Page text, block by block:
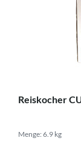
Reiskocher
Menge: 6.9 kg